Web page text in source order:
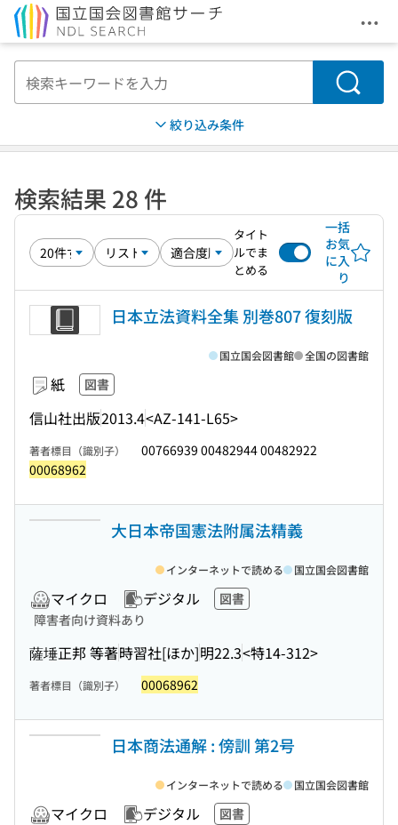
メ
検索
絞り込み条件
検索結果 28 件
タイト
ルでま
とめる
一括
お気
に入
り
日本立法資料全集 別巻807 復刻版
紙 図書
信山社出版2013.4<AZ-141-L65>
国立国会図書館 全国の図書館
著者標目（識別子）
00766939 00482944 00482922
00068962
大日本帝国憲法附属法精義
マイクロ デジタル
図書
障害者向け資料あり
薩埵正邦 等著時習社[ほか]明22.3<特14-312>
インターネットで読める 国立国会図書館
著者標目（識別子） 00068962
日本商法通解 : 傍訓 第2号
マイクロ デジタル
図書
インターネットで読める 国立国会図書館